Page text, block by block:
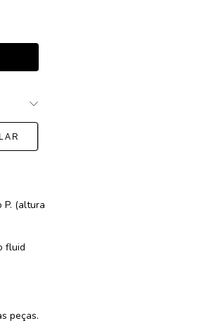
P. (altura
fluid
peças.